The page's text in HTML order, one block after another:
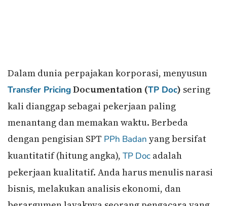
Dalam dunia perpajakan korporasi, menyusun
Transfer PricingDocumentation (TP Doc) sering
kali dianggap sebagai pekerjaan paling
menantang dan memakan waktu. Berbeda
dengan pengisian SPT PPh Badan yang bersifat
kuantitatif (hitung angka), TP Doc adalah
pekerjaan kualitatif. Anda harus menulis narasi
bisnis, melakukan analisis ekonomi, dan